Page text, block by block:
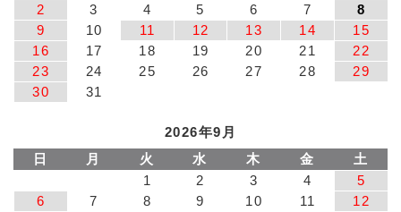
2
3 4 5 6 7
8
9
10 11 12 13 14
15
16
17 18 19 20 21
22
23
24 25 26 27 28
29
30
31
2026年9月
日
月 火 水 木 金
土
1
2 3 4
5
6
7 8 9 10 11
12